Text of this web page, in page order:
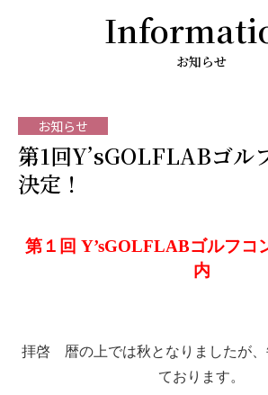
お知らせ
お知らせ
第1回Y’sGOLFLABゴル
決定！
第１回 Y’sGOLFLABゴルフコ
内
拝啓 暦の上では秋となりましたが、
ております。